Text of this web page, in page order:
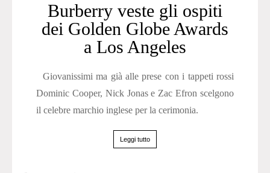
Burberry veste gli ospiti
dei Golden Globe Awards
a Los Angeles
Giovanissimi ma già alle prese con i tappeti rossi
Dominic Cooper, Nick Jonas e Zac Efron scelgono
il celebre marchio inglese per la cerimonia.
Leggi tutto